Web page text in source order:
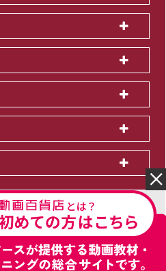
採用情報
報保護方針
について サイトマップ